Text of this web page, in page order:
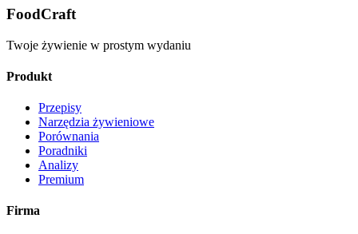
FoodCraft
Twoje żywienie w prostym wydaniu
Produkt
Przepisy
Narzędzia żywieniowe
Porównania
Poradniki
Analizy
Premium
Firma